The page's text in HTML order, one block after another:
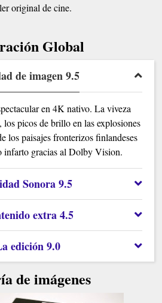
original de cine.
Global
de imagen 9.5
en 4K nativo. La viveza
los picos de brillo en las explosiones
los paisajes fronterizos finlandeses
infarto gracias al Dolby Vision.
Sonora 9.5
extra 4.5
edición 9.0
de imágenes